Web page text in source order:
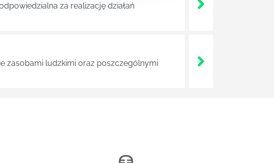
za realizację działań
zasobami ludzkimi oraz poszczególnymi